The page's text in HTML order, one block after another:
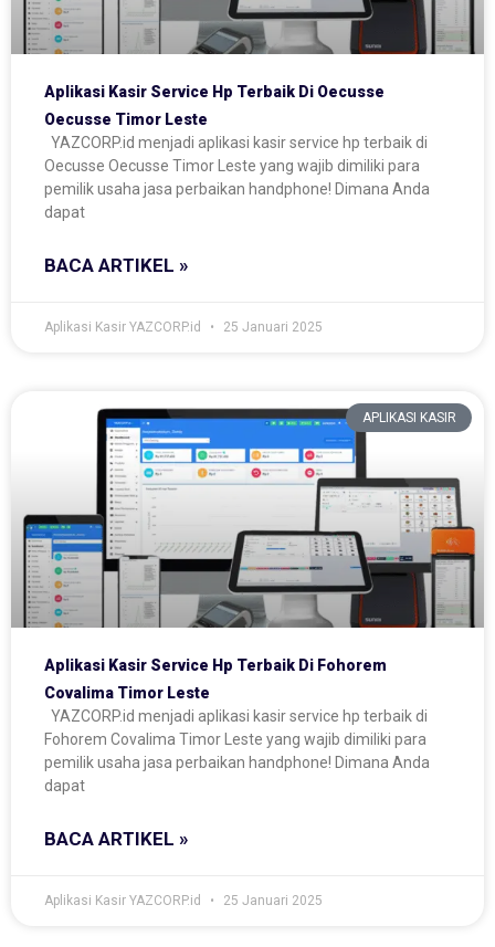
Aplikasi Kasir Service Hp Terbaik Di Oecusse
Oecusse Timor Leste
YAZCORP.id menjadi aplikasi kasir service hp terbaik di
Oecusse Oecusse Timor Leste yang wajib dimiliki para
pemilik usaha jasa perbaikan handphone! Dimana Anda
dapat
BACA ARTIKEL »
Aplikasi Kasir YAZCORP.id 25 Januari 2025
APLIKASI KASIR
Aplikasi Kasir Service Hp Terbaik Di Fohorem
Covalima Timor Leste
YAZCORP.id menjadi aplikasi kasir service hp terbaik di
Fohorem Covalima Timor Leste yang wajib dimiliki para
pemilik usaha jasa perbaikan handphone! Dimana Anda
dapat
BACA ARTIKEL »
Aplikasi Kasir YAZCORP.id 25 Januari 2025